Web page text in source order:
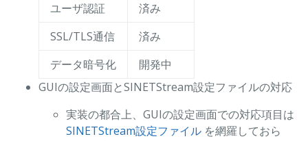
ユーザ認証
済み
SSL/TLS通信
済み
データ暗号化
開発中
GUIの設定画面とSINETStream設定ファイルの対応
実装の都合上、GUIの設定画面での対応項目は
SINETStream設定ファイル を網羅しておら